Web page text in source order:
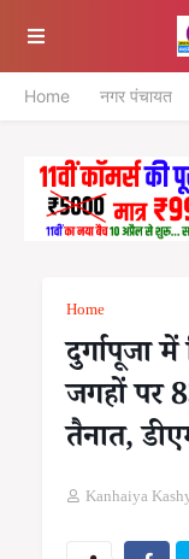
Home नगर पंचायत
Home
दुर्गापूजा
जगहों पर
तैनात,
Kanhaiya